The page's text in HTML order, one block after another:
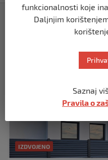
Izdvojeno
IZDVOJENO
funkcionalnosti koje
Daljnjim
Saznaj
Pravila o